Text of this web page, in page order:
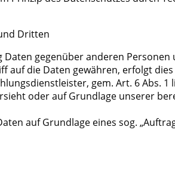
Dritten
gegenüber anderen
die Daten gewähren, erfolgt
gem. Art. 6 Abs.
oder auf Grundlage unserer
auf Grundlage eines sog.